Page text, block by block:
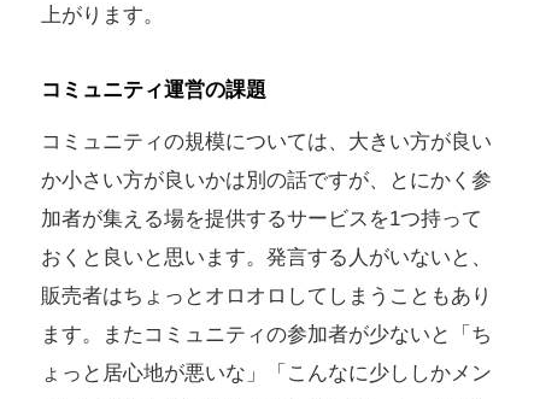
上がります。
コミュニティ運営の課題
コミュニティの規模については、大きい方が良い
か小さい方が良いかは別の話ですが、とにかく参
加者が集える場を提供するサービスを1つ持って
おくと良いと思います。発言する人がいないと、
販売者はちょっとオロオロしてしまうこともあり
ます。またコミュニティの参加者が少ないと「ち
ょっと居心地が悪いな」「こんなに少ししかメン